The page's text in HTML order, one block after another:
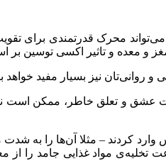
می‌تواند محرک قدرتمندی
و معده و تاثیر اکسی توسین بر
روانی‌تان نیز بسیار مفید خواهد
و تعلق خاطر، ممکن است
– مثلا آن‌ها را به شدت
مواد غذایی جامد را از